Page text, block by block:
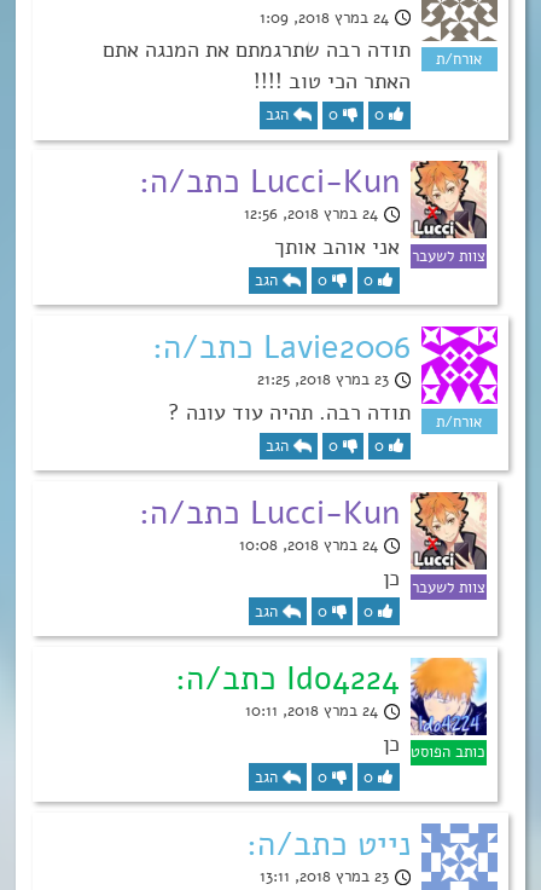
24 במרץ 2018, 1:09
תודה רבה שתרגמתם את המנגה אתם
האתר הכי טוב !!!!
0
0 הגב
Lucci-Kun כתב/ה:
24 במרץ 2018, 12:56
אני אוהב אותך
0
0 הגב
Lavie2006 כתב/ה:
23 במרץ 2018, 21:25
תודה רבה. תהיה עוד עונה ?
0
0 הגב
Lucci-Kun כתב/ה:
24 במרץ 2018, 10:08
כן
0
0 הגב
Ido4224 כתב/ה:
24 במרץ 2018, 10:11
כן
0
0 הגב
נייט כתב/ה:
23 במרץ 2018, 13:11